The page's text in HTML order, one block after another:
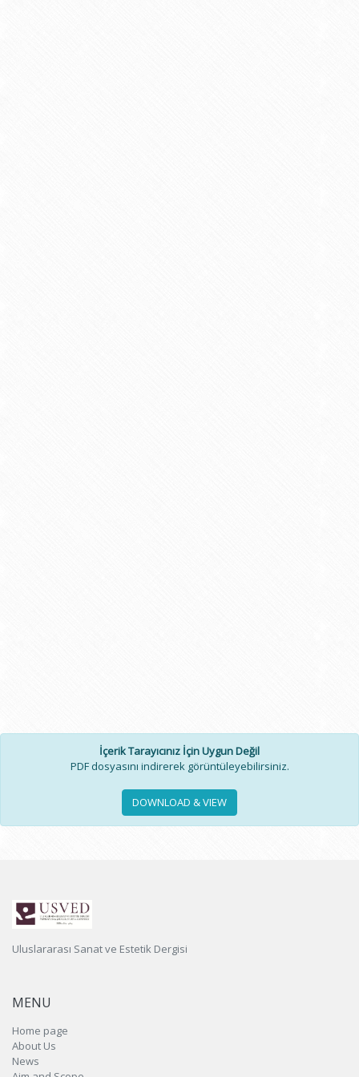
İçerik Tarayıcınız İçin Uygun Değil
PDF dosyasını indirerek görüntüleyebilirsiniz.
DOWNLOAD & VIEW
Uluslararası Sanat ve Estetik Dergisi
MENU
Home page
About Us
News